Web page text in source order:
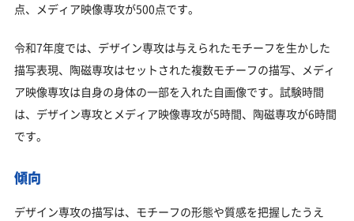
点、メディア映像専攻が500点です。
令和7年度では、デザイン専攻は与えられたモチーフを生かした
描写表現、陶磁専攻はセットされた複数モチーフの描写、メディ
ア映像専攻は自身の身体の一部を入れた自画像です。試験時間
は、デザイン専攻とメディア映像専攻が5時間、陶磁専攻が6時間
です。
傾向
デザイン専攻の描写は、モチーフの形態や質感を把握したうえ